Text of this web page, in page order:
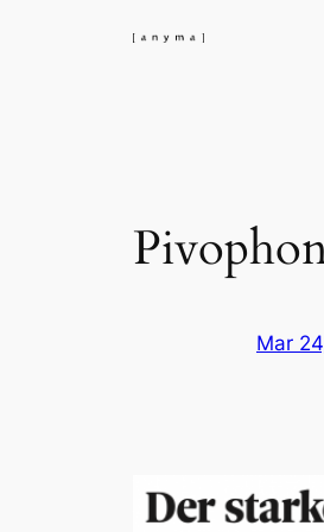
Mar